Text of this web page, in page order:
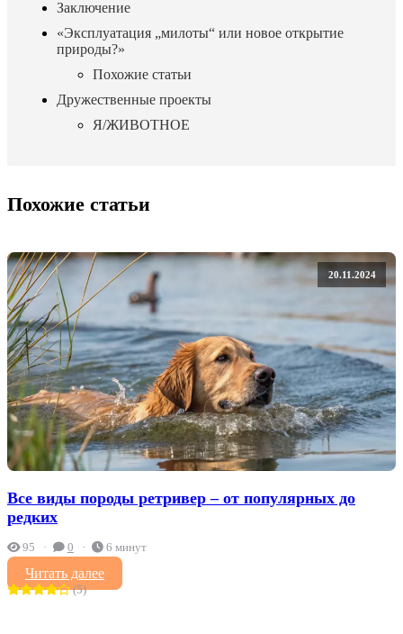
Заключение
«Эксплуатация „милоты“ или новое открытие
природы?»
Похожие статьи
Дружественные проекты
Я/ЖИВОТНОЕ
Похожие статьи
20.11.2024
Все виды породы ретривер – от популярных до
редких
95 0 6 минут
Читать далее
(5)